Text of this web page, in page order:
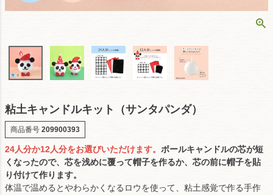
粘土キャンドルキット（サンタパンダ）
商品番号 209900393
24人分か12人分をお選びいただけます。 ボールキャンドルの芯が短
くなったので、芯を浅めに覆って帽子を作るか、芯の前に帽子を貼
り付けて作ります。
体温で温めるとやわらかくなるロウを使って、粘土感覚で作る手作